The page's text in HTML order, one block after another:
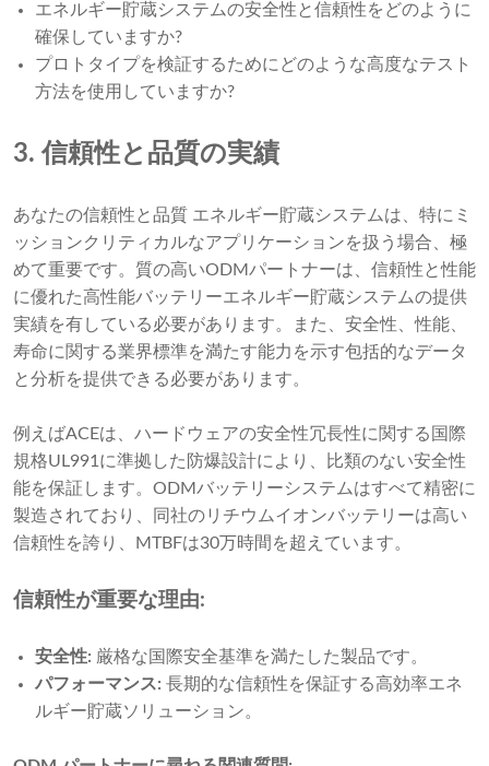
エネルギー貯蔵システムの安全性と信頼性をどのように
確保していますか?
プロトタイプを検証するためにどのような高度なテスト
方法を使用していますか?
3. 信頼性と品質の実績
あなたの信頼性と品質 エネルギー貯蔵システムは、特にミ
ッションクリティカルなアプリケーションを扱う場合、極
めて重要です。質の高いODMパートナーは、信頼性と性能
に優れた高性能バッテリーエネルギー貯蔵システムの提供
実績を有している必要があります。また、安全性、性能、
寿命に関する業界標準を満たす能力を示す包括的なデータ
と分析を提供できる必要があります。
例えばACEは、ハードウェアの安全性冗長性に関する国際
規格UL991に準拠した防爆設計により、比類のない安全性
能を保証します。ODMバッテリーシステムはすべて精密に
製造されており、同社のリチウムイオンバッテリーは高い
信頼性を誇り、MTBFは30万時間を超えています。
信頼性が重要な理由:
安全性: 厳格な国際安全基準を満たした製品です。
パフォーマンス: 長期的な信頼性を保証する高効率エネ
ルギー貯蔵ソリューション。